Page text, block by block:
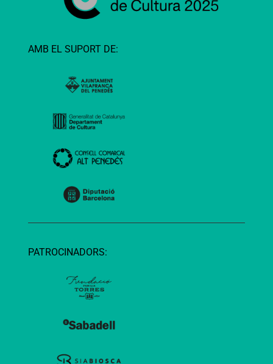
AMB EL SUPORT DE:
PATROCINADORS: